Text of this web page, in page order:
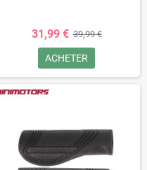
31,99 € 39,99 €
ACHETER